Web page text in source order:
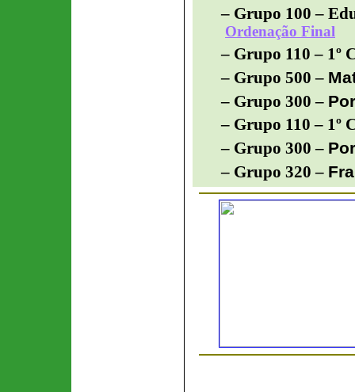
– Grupo 100 – E
Ordenação Final
– Grupo 110 – 1º
– Grupo 500 –
– Grupo 300 –
– Grupo 110 – 1º
– Grupo 300 –
– Grupo 320 –